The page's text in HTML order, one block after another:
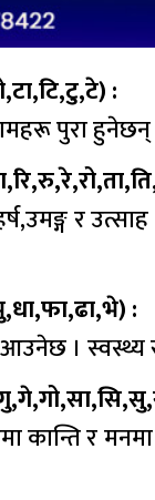
:
पुरा हुनेछन् ।
र
:
।
कान्ति र मनमा